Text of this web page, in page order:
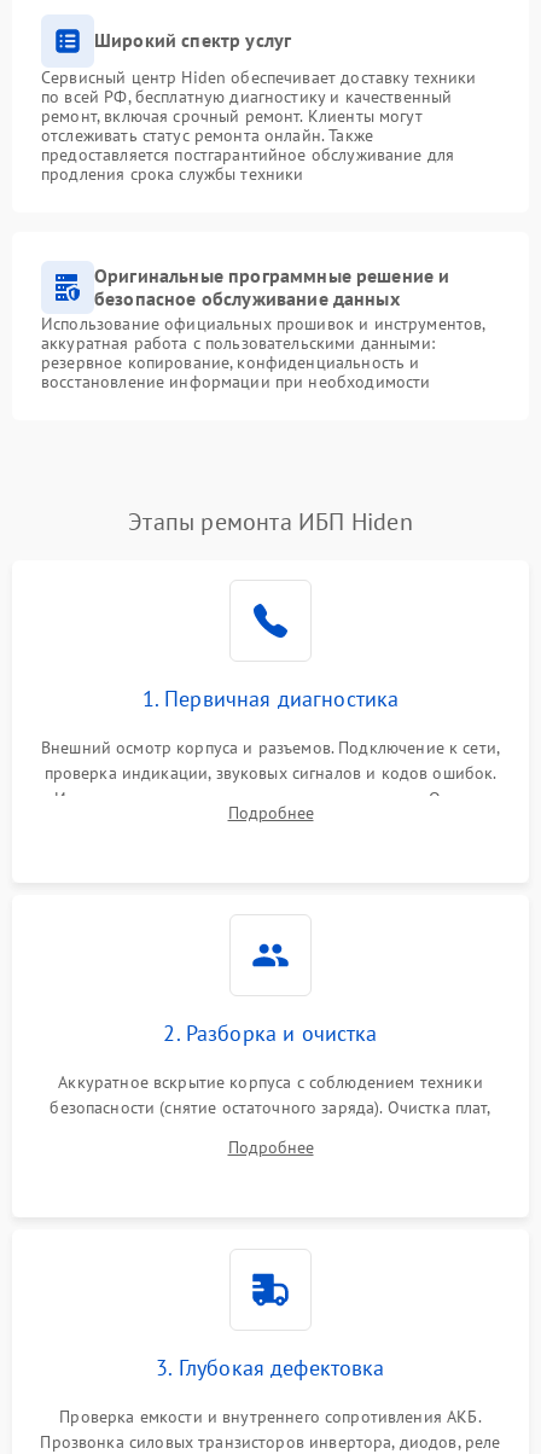
Широкий спектр услуг
Сервисный центр Hiden обеспечивает доставку техники
по всей РФ, бесплатную диагностику и качественный
ремонт, включая срочный ремонт. Клиенты могут
отслеживать статус ремонта онлайн. Также
предоставляется постгарантийное обслуживание для
продления срока службы техники
Оригинальные программные решение и
безопасное обслуживание данных
Использование официальных прошивок и инструментов,
аккуратная работа с пользовательскими данными:
резервное копирование, конфиденциальность и
восстановление информации при необходимости
Этапы ремонта ИБП Hiden
1. Первичная диагностика
Внешний осмотр корпуса и разъемов. Подключение к сети,
проверка индикации, звуковых сигналов и кодов ошибок.
Измерение входного и выходного напряжения. Оценка
реакции ИБП на отключение основного питания без
Подробнее
2. Разборка и очистка
Аккуратное вскрытие корпуса с соблюдением техники
безопасности (снятие остаточного заряда). Очистка плат,
и кистей для предотвращения перегрева и замыканий.
Подробнее
3. Глубокая дефектовка
Проверка емкости и внутреннего сопротивления АКБ.
Прозвонка силовых транзисторов инвертора, диодов, реле